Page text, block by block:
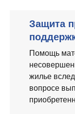
Защита
Помощь
жилье
вопросе